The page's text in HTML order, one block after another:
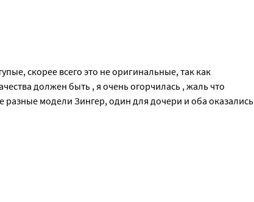
скорее всего это не оригинальные, так как
должен быть , я очень огорчилась , жаль что
разные модели Зингер, один для дочери и оба оказались